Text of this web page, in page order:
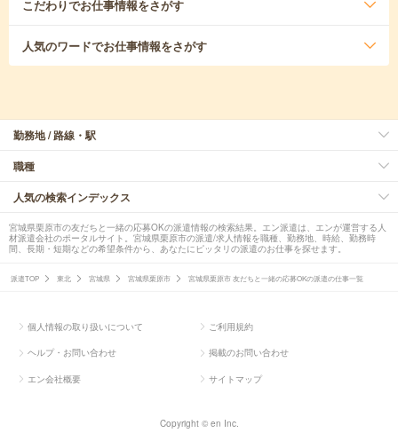
こだわりでお仕事情報をさがす
人気のワードでお仕事情報をさがす
勤務地 / 路線・駅
職種
人気の検索インデックス
宮城県栗原市の友だちと一緒の応募OKの派遣情報の検索結果。エン派遣は、エンが運営する人
材派遣会社のポータルサイト。宮城県栗原市の派遣/求人情報を職種、勤務地、時給、勤務時
間、長期・短期などの希望条件から、あなたにピッタリの派遣のお仕事を探せます。
派遣TOP 東北 宮城県 宮城県栗原市 宮城県栗原市 友だちと一緒の応募OKの派遣の仕事一覧
個人情報の取り扱いについて ご利用規約
ヘルプ・お問い合わせ 掲載のお問い合わせ
エン会社概要 サイトマップ
Copyright © en Inc.